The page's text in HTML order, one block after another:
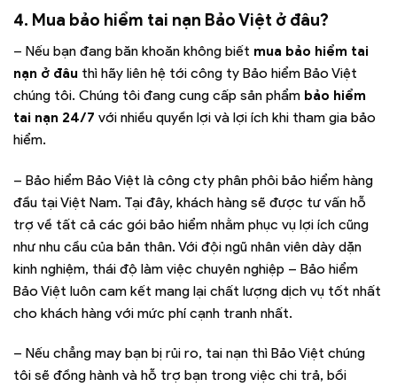
4. Mua bảo hiểm tai nạn Bảo Việt ở đâu?
– Nếu bạn đang băn khoăn không biết mua bảo hiểm tai
nạn ở đâu thì hãy liên hệ tới công ty Bảo hiểm Bảo Việt
chúng tôi. Chúng tôi đang cung cấp sản phẩm bảo hiểm
tai nạn 24/7 với nhiều quyền lợi và lợi ích khi tham gia bảo
hiểm.
– Bảo hiểm Bảo Việt là công cty phân phôi bảo hiểm hàng
đầu tại Việt Nam. Tại đây, khách hàng sẽ được tư vấn hỗ
trợ về tất cả các gói bảo hiểm nhằm phục vụ lợi ích cũng
như nhu cầu của bản thân. Với đội ngũ nhân viên dày dặn
kinh nghiệm, thái độ làm việc chuyên nghiệp – Bảo hiểm
Bảo Việt luôn cam kết mang lại chất lượng dịch vụ tốt nhất
cho khách hàng với mức phí cạnh tranh nhất.
– Nếu chẳng may bạn bị rủi ro, tai nạn thì Bảo Việt chúng
tôi sẽ đồng hành và hỗ trợ bạn trong việc chi trả, bồi